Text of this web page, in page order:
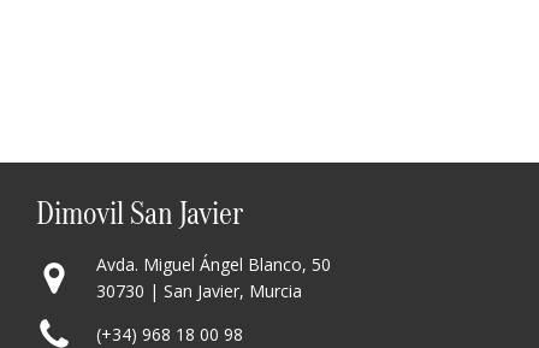
Dimovil San Javier
Avda. Miguel Ángel Blanco, 50
30730 | San Javier, Murcia
(+34) 968 18 00 98